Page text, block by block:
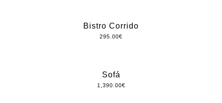
Bistro Corrido
295.00€
Sofá
1,390.00€